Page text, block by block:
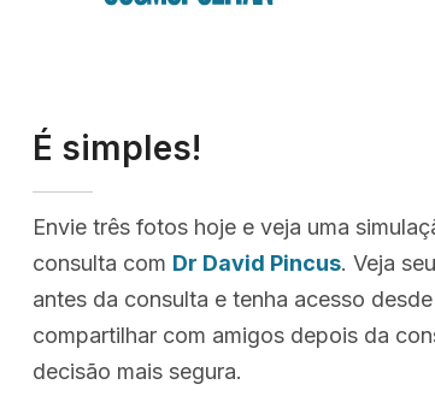
É simples!
Envie três fotos hoje e veja uma
consulta com Dr David Pincus. Veja
antes da consulta e tenha acesso
compartilhar com amigos depois da
decisão mais segura.